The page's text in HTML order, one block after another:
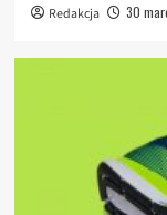
Redakcja 30